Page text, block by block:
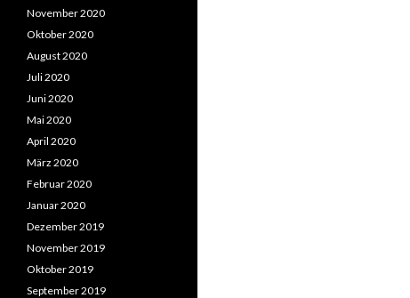
November 2020
Oktober 2020
August 2020
Juli 2020
Juni 2020
Mai 2020
April 2020
März 2020
Februar 2020
Januar 2020
Dezember 2019
November 2019
Oktober 2019
September 2019